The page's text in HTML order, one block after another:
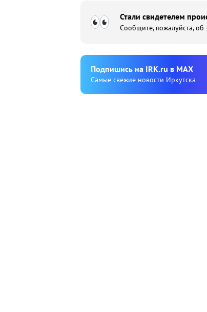
Стали свидетелем
Сообщите, пожалуйста,
Подпишиcь на IRK.ru в MAX
Cамые свежие новости Иркутска